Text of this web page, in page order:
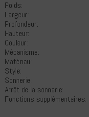
Poids:
Largeur:
Profondeur:
Hauteur:
Couleur:
Mécanisme:
Matériau:
Style:
Sonnerie:
Arrêt de la sonnerie:
Fonctions supplémentaires: